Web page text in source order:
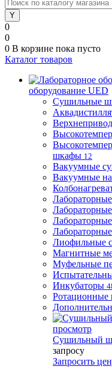
0
0
0 В корзине пока пусто
Каталог товаров
оборудование UED
Сушильные
шкафы 12
Вакуумные
Вакуумные
Лиофильные
Магнитные
Муфельные
Инкубаторы
Ротационные
просмотр
Сушильный
запросу
Запросить